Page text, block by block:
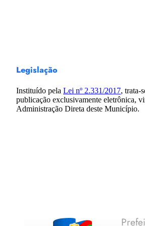
Legislação
Instituído pela Lei nº 2.331/2017, trata-
publicação exclusivamente eletrônica,
Administração Direta deste Município.